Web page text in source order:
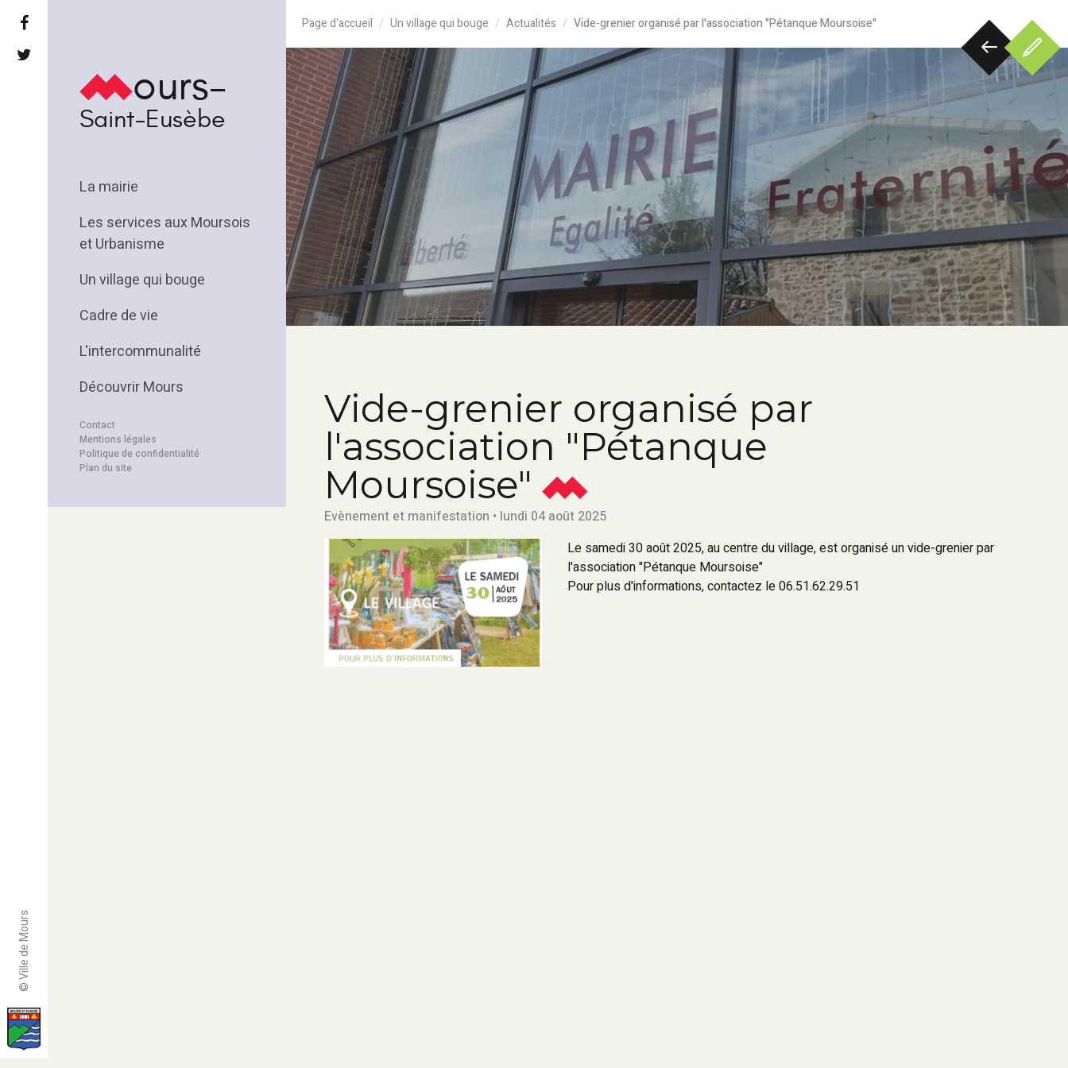
© Ville de Mours
ours-
Saint-Eusèbe
La mairie
Les services aux Moursois
et Urbanisme
Un village qui bouge
Cadre de vie
L'intercommunalité
Découvrir Mours
Contact
Mentions légales
Politique de confidentialité
Plan du site
Page d'accueil Un village qui bouge Actualités Vide-grenier organisé par l'association "Pétanque Moursoise"
Vide-grenier organisé par
l'association "Pétanque
Moursoise"
Evènement et manifestation • lundi 04 août 2025
Le samedi 30 août 2025, au centre du village, est organisé un vide-grenier par
l'association "Pétanque Moursoise"
Pour plus d'informations, contactez le 06.51.62.29.51